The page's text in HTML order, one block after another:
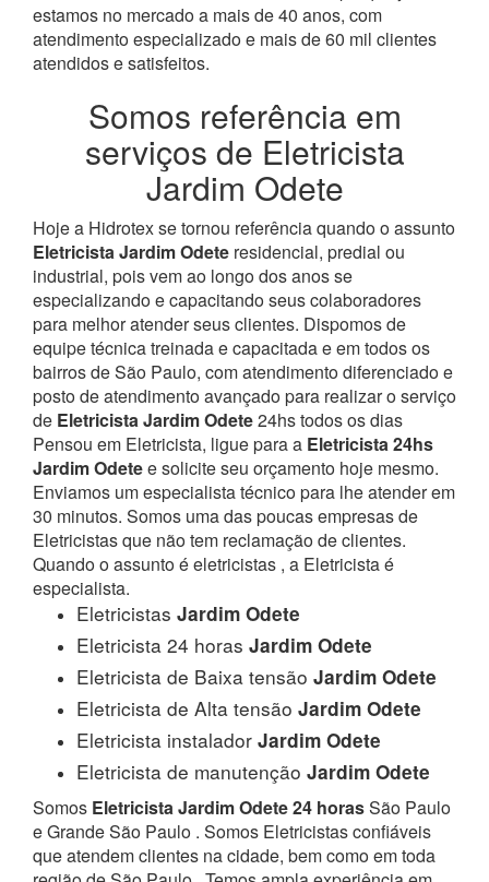
estamos no mercado a mais de 40 anos, com
atendimento especializado e mais de 60 mil clientes
atendidos e satisfeitos.
Somos referência em
serviços de Eletricista
Jardim Odete
Hoje a Hidrotex se tornou referência quando o assunto
Eletricista Jardim Odete residencial, predial ou
industrial, pois vem ao longo dos anos se
especializando e capacitando seus colaboradores
para melhor atender seus clientes. Dispomos de
equipe técnica treinada e capacitada e em todos os
bairros de São Paulo, com atendimento diferenciado e
posto de atendimento avançado para realizar o serviço
de Eletricista Jardim Odete24hs todos os dias
Pensou em Eletricista, ligue para a Eletricista 24hs
Jardim Odetee solicite seu orçamento hoje mesmo.
Enviamos um especialista técnico para lhe atender em
30 minutos. Somos uma das poucas empresas de
Eletricistas que não tem reclamação de clientes.
Quando o assunto é eletricistas , a Eletricista é
especialista.
Eletricistas Jardim Odete
Eletricista 24 horas Jardim Odete
Eletricista de Baixa tensão Jardim Odete
Eletricista de Alta tensão Jardim Odete
Eletricista instalador Jardim Odete
Eletricista de manutenção Jardim Odete
Somos Eletricista Jardim Odete 24 horasSão Paulo
e Grande São Paulo . Somos Eletricistas confiáveis
que atendem clientes na cidade, bem como em toda